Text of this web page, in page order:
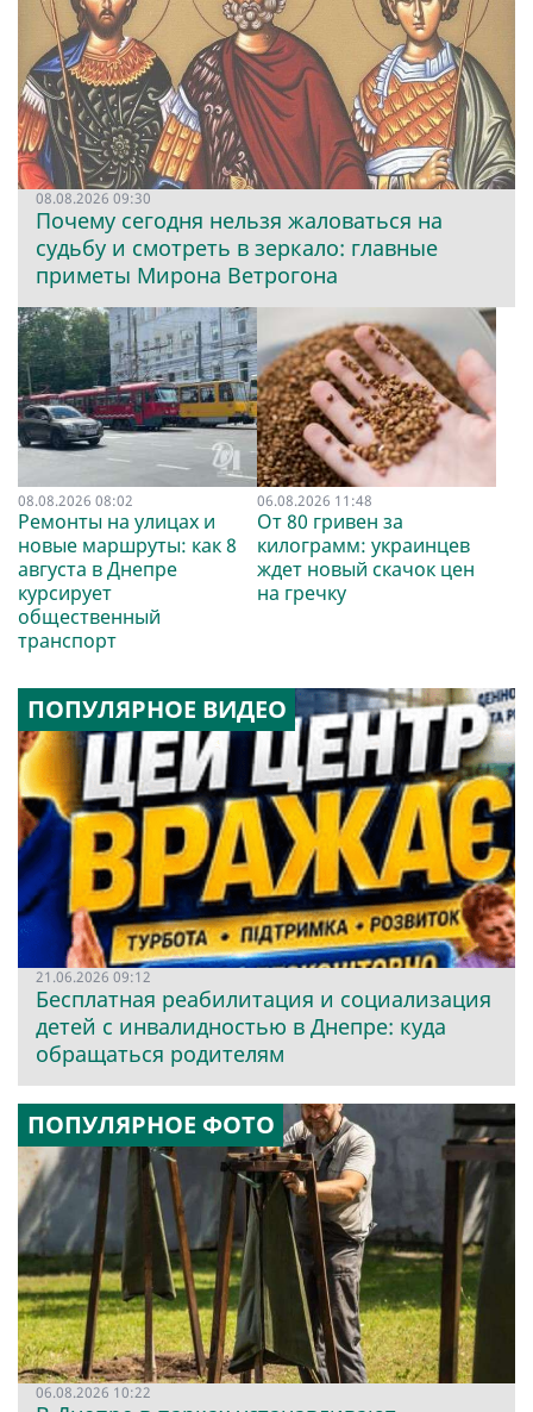
08.08.2026 09:30
Почему сегодня нельзя жаловаться на
судьбу и смотреть в зеркало: главные
приметы Мирона Ветрогона
08.08.2026 08:02
Ремонты на улицах и
новые маршруты: как 8
августа в Днепре
курсирует
общественный
транспорт
06.08.2026 11:48
От 80 гривен за
килограмм: украинцев
ждет новый скачок цен
на гречку
ПОПУЛЯРНОЕ ВИДЕО
21.06.2026 09:12
Бесплатная реабилитация и социализация
детей с инвалидностью в Днепре: куда
обращаться родителям
ПОПУЛЯРНОЕ ФОТО
06.08.2026 10:22